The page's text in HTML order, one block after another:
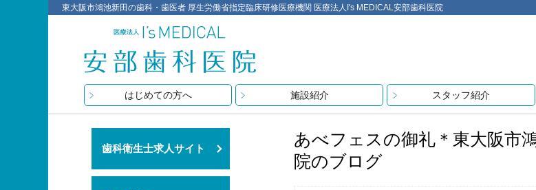
東大阪市鴻池新田の歯科・歯医者 厚生労働省指定臨床研修医療機関 医療法人I's MEDICAL安部歯科医院
はじめての方へ 施設紹介 スタッフ紹介
あべフェスの御礼＊東大阪市
院のブログ
歯科衛生士求人サイト